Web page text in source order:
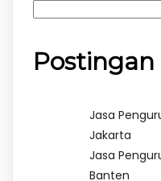
Jasa
Jakarta
Jasa
Banten